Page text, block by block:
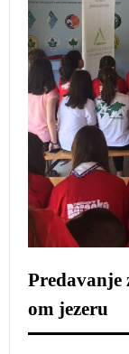
Predavanje
om jezeru